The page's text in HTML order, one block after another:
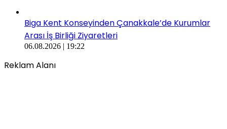
Biga Kent Konseyinden Çanakkale’de Kurumlar
Arası İş Birliği Ziyaretleri
06.08.2026 | 19:22
Reklam Alanı